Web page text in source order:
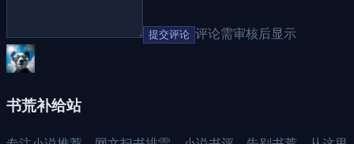
提交评论 评论需审核后显示
书荒补给站